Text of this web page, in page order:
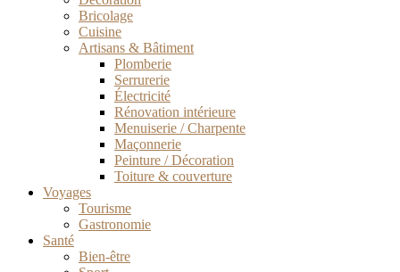
Bricolage
Cuisine
Artisans & Bâtiment
Plomberie
Serrurerie
Électricité
Rénovation intérieure
Menuiserie / Charpente
Maçonnerie
Peinture / Décoration
Toiture & couverture
Voyages
Tourisme
Gastronomie
Santé
Bien-être